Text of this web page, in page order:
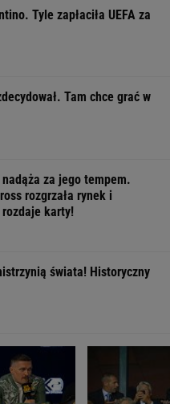
Tyle zapłaciła UEFA za
Tam chce grać w
za jego tempem.
rozgrzała rynek i
karty!
świata! Historyczny